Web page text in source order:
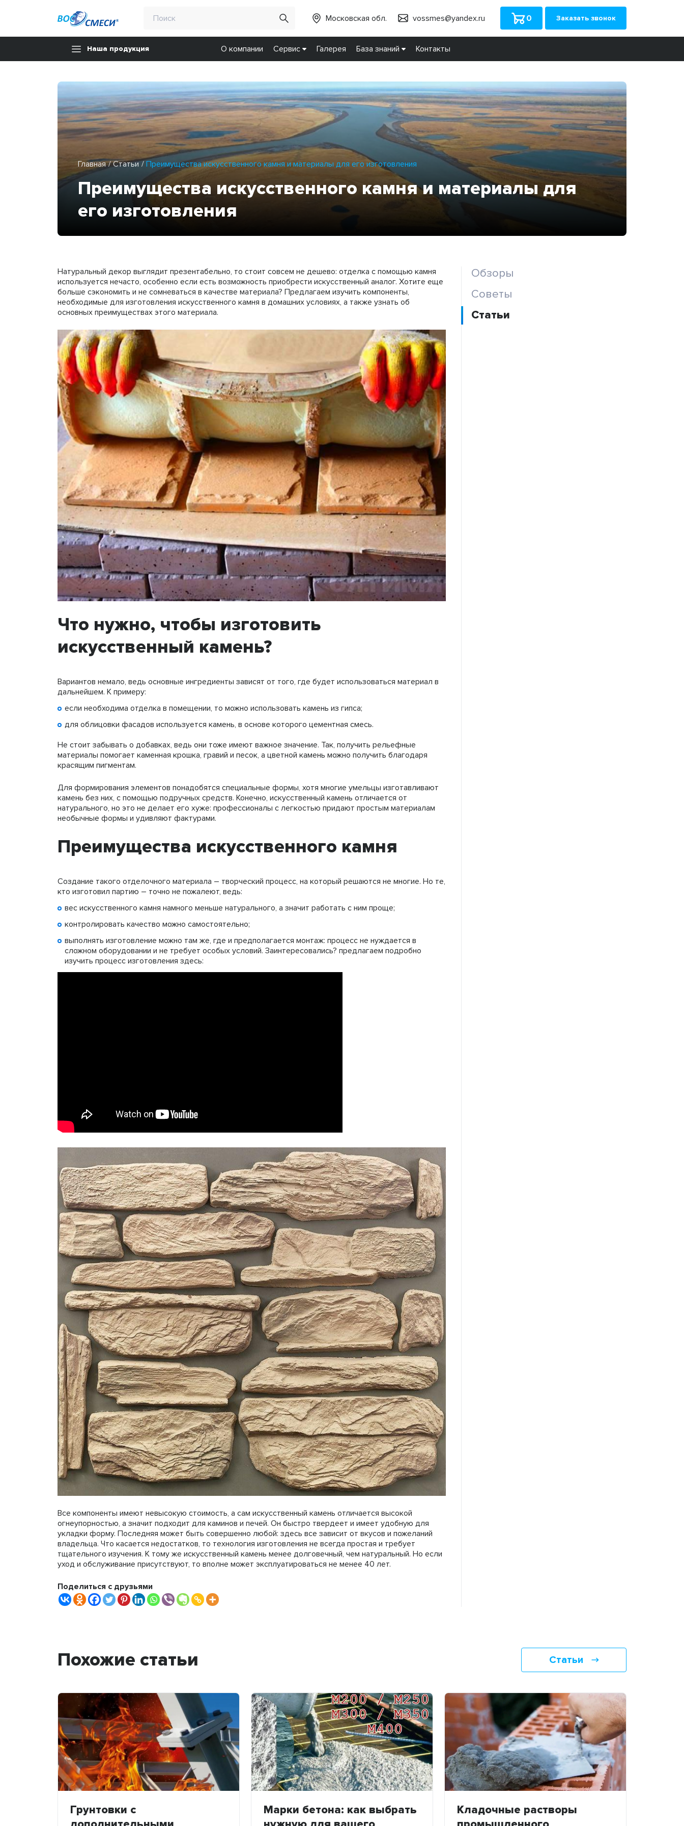
Московская обл. vossmes@yandex.ru 0 Заказать звонок
Наша продукция О компании Сервис Галерея База знаний Контакты
Главная Статьи Преимущества искусственного камня и материалы для его изготовления
Преимущества искусственного камня и материалы для
его изготовления
Натуральный декор выглядит презентабельно, то стоит совсем не дешево: отделка с помощью камня
используется нечасто, особенно если есть возможность приобрести искусственный аналог. Хотите еще
больше сэкономить и не сомневаться в качестве материала? Предлагаем изучить компоненты,
необходимые для изготовления искусственного камня в домашних условиях, а также узнать об
основных преимуществах этого материала.
Что нужно, чтобы изготовить
искусственный камень?
Вариантов немало, ведь основные ингредиенты зависят от того, где будет использоваться материал в
дальнейшем. К примеру:
если необходима отделка в помещении, то можно использовать камень из гипса;
для облицовки фасадов используется камень, в основе которого цементная смесь.
Не стоит забывать о добавках, ведь они тоже имеют важное значение. Так, получить рельефные
материалы помогает каменная крошка, гравий и песок, а цветной камень можно получить благодаря
красящим пигментам.
Для формирования элементов понадобятся специальные формы, хотя многие умельцы изготавливают
камень без них, с помощью подручных средств. Конечно, искусственный камень отличается от
натурального, но это не делает его хуже: профессионалы с легкостью придают простым материалам
необычные формы и удивляют фактурами.
Преимущества искусственного камня
Создание такого отделочного материала – творческий процесс, на который решаются не многие. Но те,
кто изготовил партию – точно не пожалеют, ведь:
вес искусственного камня намного меньше натурального, а значит работать с ним проще;
контролировать качество можно самостоятельно;
выполнять изготовление можно там же, где и предполагается монтаж: процесс не нуждается в
сложном оборудовании и не требует особых условий. Заинтересовались? предлагаем подробно
изучить процесс изготовления здесь:
Все компоненты имеют невысокую стоимость, а сам искусственный камень отличается высокой
огнеупорностью, а значит подходит для каминов и печей. Он быстро твердеет и имеет удобную для
укладки форму. Последняя может быть совершенно любой: здесь все зависит от вкусов и пожеланий
владельца. Что касается недостатков, то технология изготовления не всегда простая и требует
тщательного изучения. К тому же искусственный камень менее долговечный, чем натуральный. Но если
уход и обслуживание присутствуют, то вполне может эксплуатироваться не менее 40 лет.
Поделиться с друзьями
Обзоры
Советы
Статьи
Похожие статьи Статьи
Грунтовки с
Марки бетона: как выбрать
Кладочные растворы